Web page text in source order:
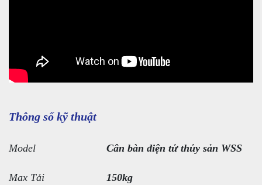
Thông số kỹ thuật
Model Cân bàn điện tử thủy sản WSS
Max Tải 150kg